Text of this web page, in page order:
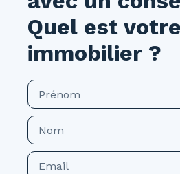
Quel est
immobilier ?
Prénom
Nom
Email